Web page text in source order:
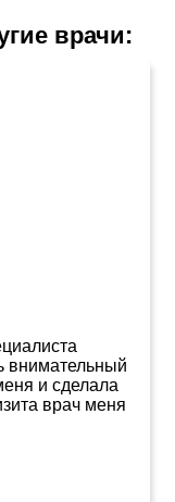
врачи:
внимательный
и сделала
врач меня